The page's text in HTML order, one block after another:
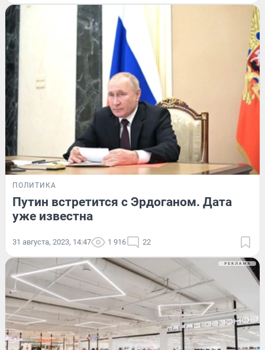
ПОЛИТИКА
Путин встретится с Эрдоганом. Дата
уже известна
31 августа, 2023, 14:47 1 916 22